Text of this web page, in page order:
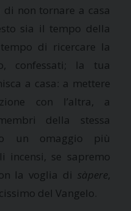
non tornare a casa
sia il tempo della
di ricercare la
confessati; la tua
a casa: a mettere
con l’altra, a
della stessa
un omaggio più
incensi, se sapremo
la voglia di sàpere,
del Vangelo.